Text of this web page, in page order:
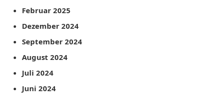
Februar 2025
Dezember 2024
September 2024
August 2024
Juli 2024
Juni 2024